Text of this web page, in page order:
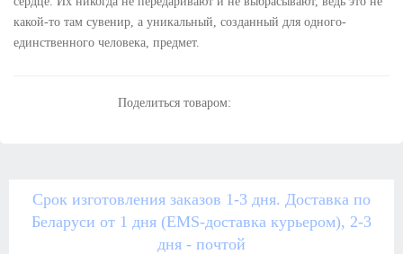
какой-то там сувенир, а уникальный, созданный для одного-
единственного человека, предмет.
Поделиться товаром:
Срок изготовления заказов 1-3 дня. Доставка по
Беларуси от 1 дня (EMS-доставка курьером), 2-3
дня - почтой